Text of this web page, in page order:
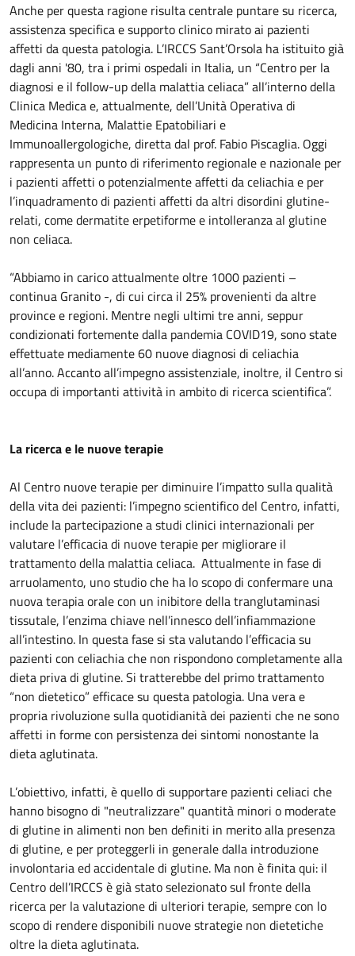
Anche per questa ragione risulta centrale puntare su ricerca,
assistenza specifica e supporto clinico mirato ai pazienti
affetti da questa patologia. L’IRCCS Sant’Orsola ha istituito già
dagli anni '80, tra i primi ospedali in Italia, un “Centro per la
diagnosi e il follow-up della malattia celiaca” all’interno della
Clinica Medica e, attualmente, dell’Unità Operativa di
Medicina Interna, Malattie Epatobiliari e
Immunoallergologiche, diretta dal prof. Fabio Piscaglia. Oggi
rappresenta un punto di riferimento regionale e nazionale per
i pazienti affetti o potenzialmente affetti da celiachia e per
l’inquadramento di pazienti affetti da altri disordini glutine-
relati, come dermatite erpetiforme e intolleranza al glutine
non celiaca.
“Abbiamo in carico attualmente oltre 1000 pazienti –
continua Granito -, di cui circa il 25% provenienti da altre
province e regioni. Mentre negli ultimi tre anni, seppur
condizionati fortemente dalla pandemia COVID19, sono state
effettuate mediamente 60 nuove diagnosi di celiachia
all’anno. Accanto all’impegno assistenziale, inoltre, il Centro si
occupa di importanti attività in ambito di ricerca scientifica”.
La ricerca e le nuove terapie
Al Centro nuove terapie per diminuire l’impatto sulla qualità
della vita dei pazienti: l’impegno scientifico del Centro, infatti,
include la partecipazione a studi clinici internazionali per
valutare l’efficacia di nuove terapie per migliorare il
trattamento della malattia celiaca. Attualmente in fase di
arruolamento, uno studio che ha lo scopo di confermare una
nuova terapia orale con un inibitore della tranglutaminasi
tissutale, l’enzima chiave nell’innesco dell’infiammazione
all’intestino. In questa fase si sta valutando l’efficacia su
pazienti con celiachia che non rispondono completamente alla
dieta priva di glutine. Si tratterebbe del primo trattamento
“non dietetico” efficace su questa patologia. Una vera e
propria rivoluzione sulla quotidianità dei pazienti che ne sono
affetti in forme con persistenza dei sintomi nonostante la
dieta aglutinata.
L’obiettivo, infatti, è quello di supportare pazienti celiaci che
hanno bisogno di "neutralizzare" quantità minori o moderate
di glutine in alimenti non ben definiti in merito alla presenza
di glutine, e per proteggerli in generale dalla introduzione
involontaria ed accidentale di glutine. Ma non è finita qui: il
Centro dell’IRCCS è già stato selezionato sul fronte della
ricerca per la valutazione di ulteriori terapie, sempre con lo
scopo di rendere disponibili nuove strategie non dietetiche
oltre la dieta aglutinata.